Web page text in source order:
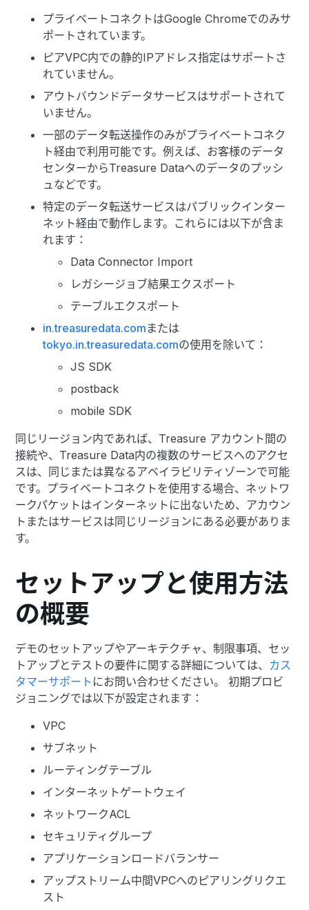
プライベートコネクトはGoogle Chromeでのみサ
ポートされています。
ピアVPC内での静的IPアドレス指定はサポートさ
れていません。
アウトバウンドデータサービスはサポートされて
いません。
一部のデータ転送操作のみがプライベートコネク
ト経由で利用可能です。例えば、お客様のデータ
センターからTreasure Dataへのデータのプッシ
ュなどです。
特定のデータ転送サービスはパブリックインター
ネット経由で動作します。これらには以下が含ま
れます：
Data Connector Import
レガシージョブ結果エクスポート
テーブルエクスポート
in.treasuredata.com または
tokyo.in.treasuredata.comの使用を除いて：
JS SDK
postback
mobile SDK
同じリージョン内であれば、Treasure アカウント間の
接続や、Treasure Data内の複数のサービスへのアクセ
スは、同じまたは異なるアベイラビリティゾーンで可能
です。プライベートコネクトを使用する場合、ネットワ
ークパケットはインターネットに出ないため、アカウン
トまたはサービスは同じリージョンにある必要がありま
す。
セットアップと使用方法
の概要
デモのセットアップやアーキテクチャ、制限事項、セッ
トアップとテストの要件に関する詳細については、 カス
タマーサポート にお問い合わせください。
初期プロビ
ジョニングでは以下が設定されます：
VPC
サブネット
ルーティングテーブル
インターネットゲートウェイ
ネットワークACL
セキュリティグループ
アプリケーションロードバランサー
アップストリーム中間VPCへのピアリングリクエ
スト